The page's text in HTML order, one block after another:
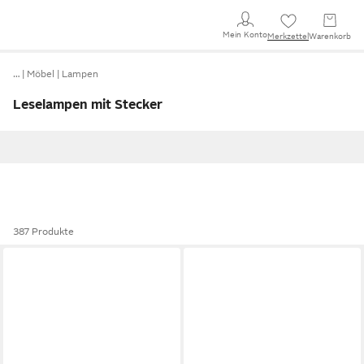
Mein KontoMerkzettel Warenkorb
… Möbel Lampen
Leselampen mit Stecker
387 Produkte